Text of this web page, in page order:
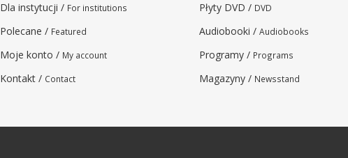
Dla instytucji / For institutions
Polecane / Featured
Moje konto / My account
Kontakt / Contact
Płyty DVD / DVD
Audiobooki / Audiobooks
Programy / Programs
Magazyny / Newsstand